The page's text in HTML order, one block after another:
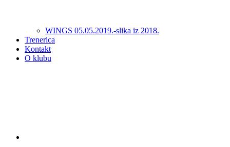
WINGS 05.05.2019.-slika iz 2018.
Trenerica
Kontakt
O klubu